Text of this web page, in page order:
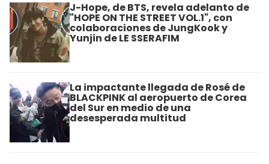
J-Hope, de BTS, revela adelanto de
"HOPE ON THE STREET VOL.1", con
colaboraciones de JungKook y
Yunjin de LE SSERAFIM
La impactante llegada de Rosé de
BLACKPINK al aeropuerto de Corea
del Sur en medio de una
desesperada multitud